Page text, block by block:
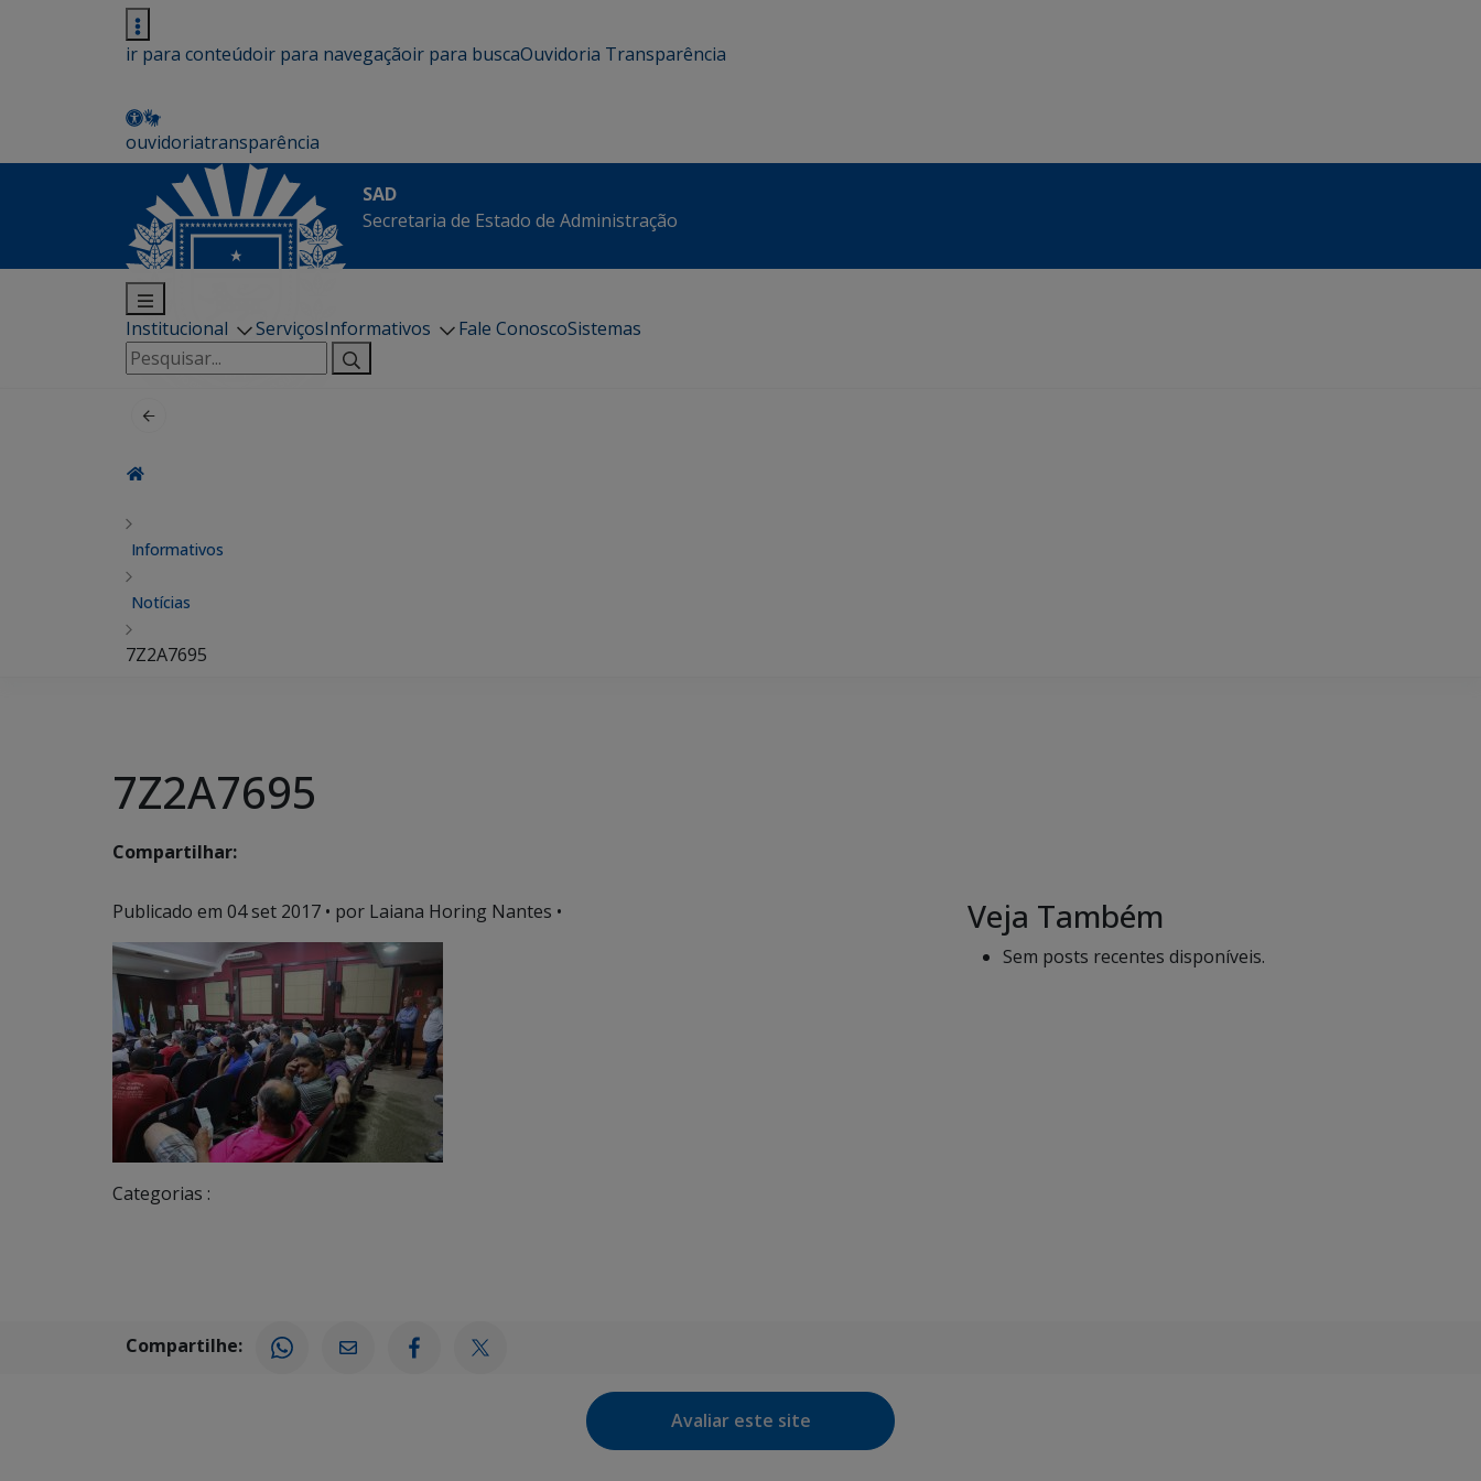
ir para conteúdoir para navegaçãoir para buscaOuvidoria Transparência
ouvidoriatransparência
SAD
Secretaria de Estado de Administração
Institucional ServiçosInformativos Fale ConoscoSistemas
Pesquisar
por:
Informativos
Notícias
7Z2A7695
7Z2A7695
Compartilhar:
Publicado em 04 set 2017 • por Laiana Horing Nantes •
Categorias :
Veja Também
Sem posts recentes disponíveis.
Compartilhe:
Avaliar este site